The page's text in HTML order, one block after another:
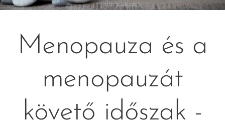
Menopauza és a
menopauzát
követő időszak -